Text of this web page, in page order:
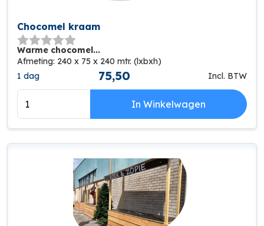
Chocomel kraam
1 dag 75,50 Incl. BTW
Warme chocomel...
Afmeting: 240 x 75 x 240 mtr. (lxbxh)
In Winkelwagen